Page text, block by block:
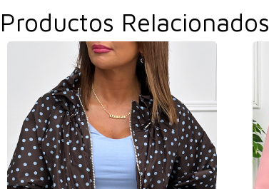
Productos Relacionados